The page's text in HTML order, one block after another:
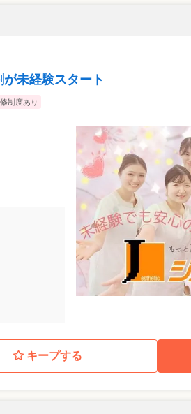
未経験スタート
制度あり
キープする